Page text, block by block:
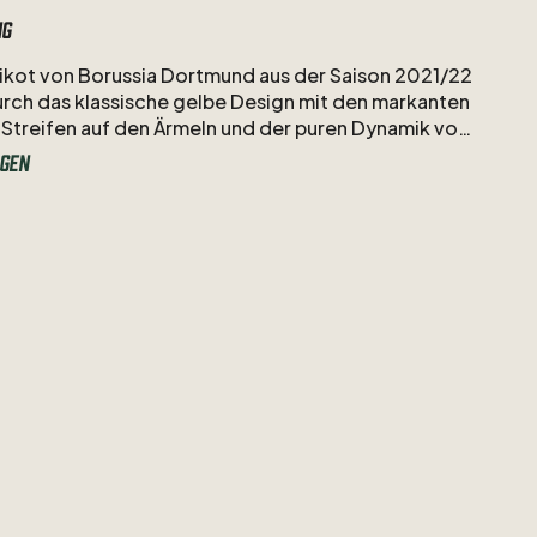
von Borussia Dortmund ausderSaison 2021​/​22
dasklassischegelbeDesign mit den markanten
Streifen auf denÄrmeln und derpuren Dynamikvon